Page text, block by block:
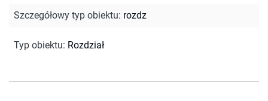
Szczegółowy typ obiektu: rozdz
Typ obiektu: Rozdział